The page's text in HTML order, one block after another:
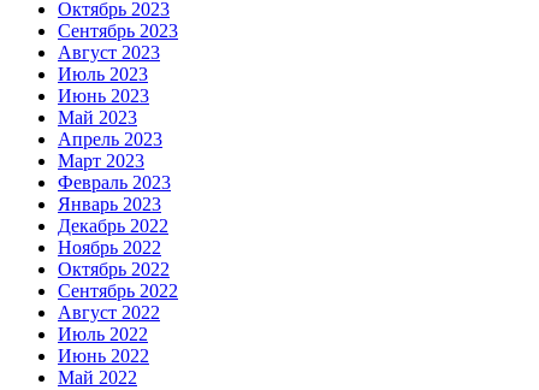
Октябрь 2023
Сентябрь 2023
Август 2023
Июль 2023
Июнь 2023
Май 2023
Апрель 2023
Март 2023
Февраль 2023
Январь 2023
Декабрь 2022
Ноябрь 2022
Октябрь 2022
Сентябрь 2022
Август 2022
Июль 2022
Июнь 2022
Май 2022